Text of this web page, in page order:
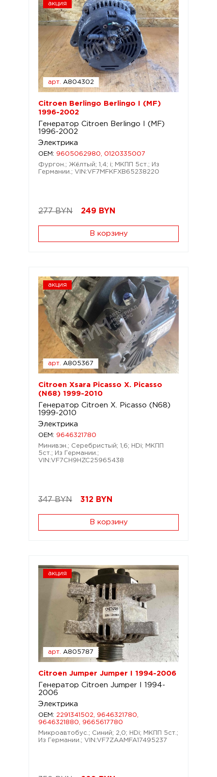
акция
арт. A804302
Citroen Berlingo Berlingo I (MF)
1996-2002
Генератор Citroen Berlingo I (MF)
1996-2002
Электрика
OEM: 9605062980, 0120335007
Фургон.; Жёлтый; 1,4; i; МКПП 5ст.; Из
Германии.; VIN:VF7MFKFXB65238220
277 BYN 249 BYN
В корзину
акция
арт. A805367
Citroen Xsara Picasso X. Picasso
(N68) 1999-2010
Генератор Citroen X. Picasso (N68)
1999-2010
Электрика
OEM: 9646321780
Минивэн.; Серебристый; 1,6; HDi; МКПП
5ст.; Из Германии.;
VIN:VF7CH9HZC25965438
347 BYN 312 BYN
В корзину
акция
арт. A805787
Citroen Jumper Jumper I 1994-2006
Генератор Citroen Jumper I 1994-
2006
Электрика
OEM: 2291341502, 9646321780,
9646321880, 9665617780
Микроавтобус.; Синий; 2,0; HDi; МКПП 5ст.;
Из Германии.; VIN:VF7ZAAMFA17495237